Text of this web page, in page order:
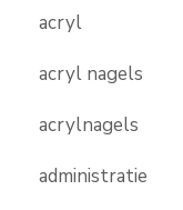
acryl
acryl nagels
acrylnagels
administratie